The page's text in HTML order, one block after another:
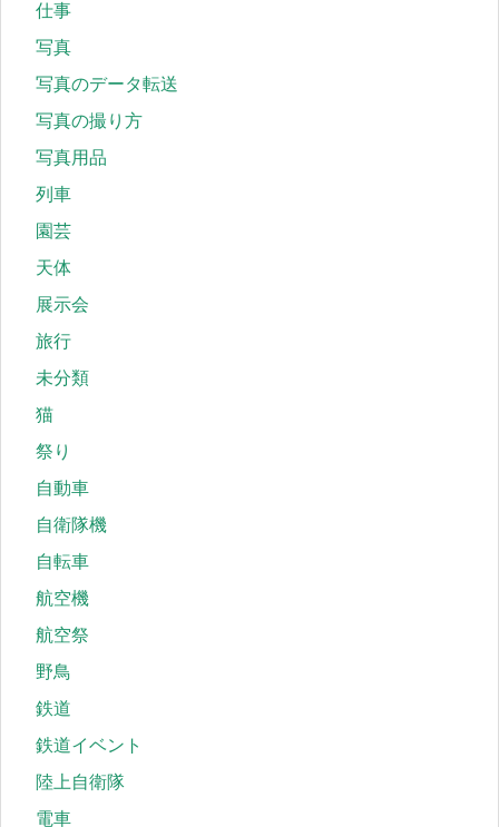
仕事
写真
写真のデータ転送
写真の撮り方
写真用品
列車
園芸
天体
展示会
旅行
未分類
猫
祭り
自動車
自衛隊機
自転車
航空機
航空祭
野鳥
鉄道
鉄道イベント
陸上自衛隊
電車